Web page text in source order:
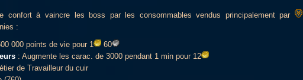
confort à vaincre les boss par les consommables vendus principalement par
:
000 points de vie pour 1
60
: Augmente les carac. de 3000 pendant 1 min pour 12
de Travailleur du cuir